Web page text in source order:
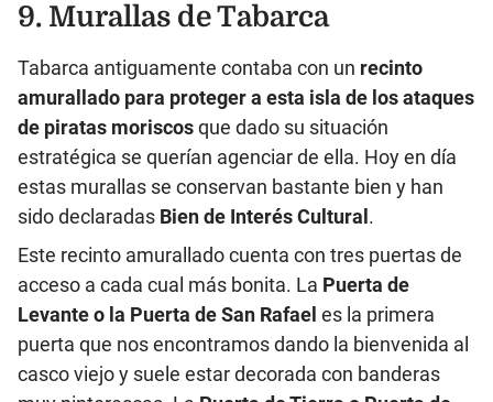
9. Murallas de Tabarca
Tabarca antiguamente contaba con un recinto
amurallado para proteger a esta isla de los ataques
de piratas moriscosque dado su situación
estratégica se querían agenciar de ella. Hoy en día
estas murallas se conservan bastante bien y han
sido declaradas Bien de Interés Cultural .
Este recinto amurallado cuenta con tres puertas de
acceso a cada cual más bonita. La Puerta de
Levante o la Puerta de San Rafael es la primera
puerta que nos encontramos dando la bienvenida al
casco viejo y suele estar decorada con banderas